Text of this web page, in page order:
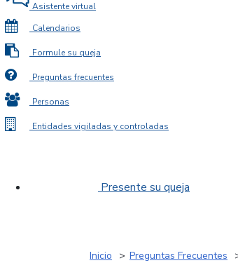
Asistente virtual
Calendarios
Formule su queja
Preguntas frecuentes
Personas
Entidades vigiladas y controladas
Presente su queja
Inicio Preguntas Frecuentes